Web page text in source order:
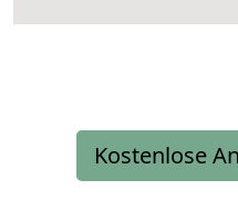
Kostenlose